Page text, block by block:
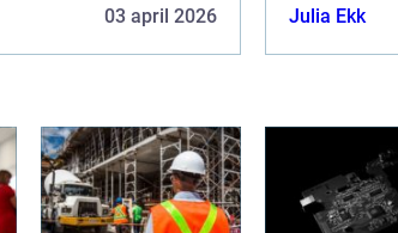
03 april 2026 Julia Ekk